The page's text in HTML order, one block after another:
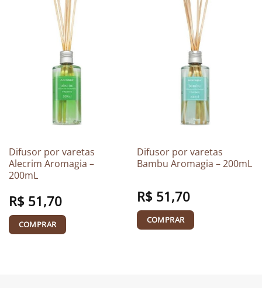
Difusor por varetas
Alecrim Aromagia –
200mL
R$51,70
COMPRAR
Difusor por varetas
Bambu Aromagia – 200mL
R$51,70
COMPRAR